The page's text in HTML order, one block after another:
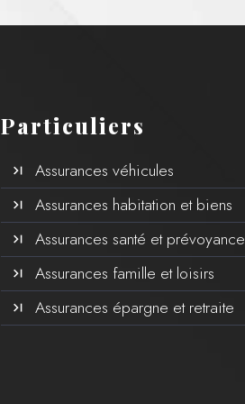
Particuliers
Assurances véhicules
Assurances habitation et biens
Assurances santé et prévoyance
Assurances famille et loisirs
Assurances épargne et retraite